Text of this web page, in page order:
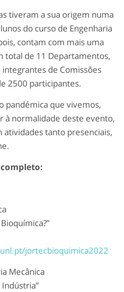
tiveram a sua origem numa
do curso de Engenharia
contam com mais uma
total de 11 Departamentos,
de Comissões
2500 participantes.
pandémica que vivemos,
à normalidade deste evento,
tanto presenciais,
jortecbioquimica2022
Mecânica
Indústria”